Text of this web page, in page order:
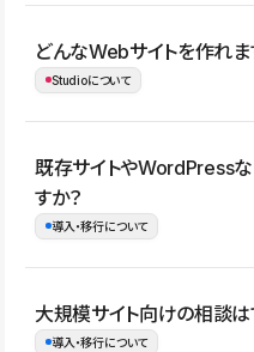
どんなWebサイトを作れま
Studioについて
コーポレートサイト、サービ
グ・メディア、イベントサイ
ォリオなど幅広く制作できます
既存サイトやWordPress
すか？
導入・移行について
はい。既存サイトの構成やコン
Studio上に再構築する形で移
大規模サイト向けの相談は
導入・移行について